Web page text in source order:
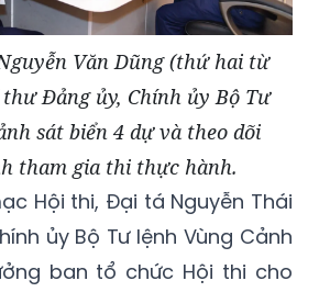
Văn Dũng (thứ hai từ
Đảng ủy, Chính ủy Bộ Tư
sát biển 4 dự và theo dõi
tham gia thi thực hành.
Hội thi, Đại tá Nguyễn Thái
ủy Bộ Tư lệnh Vùng Cảnh
ban tổ chức Hội thi cho